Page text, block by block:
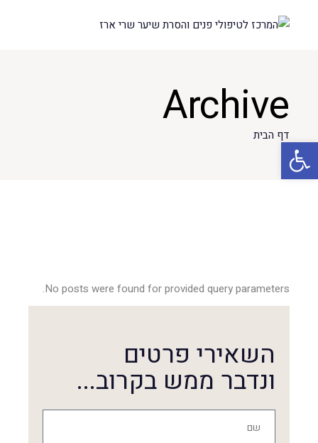
Archive
דף הבית
No posts were found for provided query parameters.
השאירי פרטים
ונדבר ממש בקרוב...
פתח סרגל נגישות